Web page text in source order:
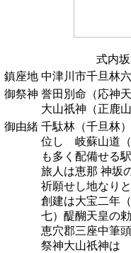
式内
鎮座地 中津川市千旦林
御祭神 誉田別命（応神天
大山祇神（正鹿山
御由緒 千駄林（千旦林
位し 岐蘇山道
も多く配備せる
旅人は恵那 神坂
祈願せし地なり
創建は大宝二年
七）醍醐天皇の
恵穴郡三座中筆
祭神大山祇神は